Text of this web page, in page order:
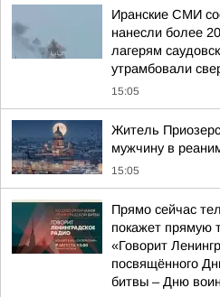
Иранские СМИ
нанесли более
лагерям
утрамбовали
15:05
Житель
мужчину в
15:05
Прямо сейчас
покажет прямую
«Говорит
посвящённого
битвы – Дню